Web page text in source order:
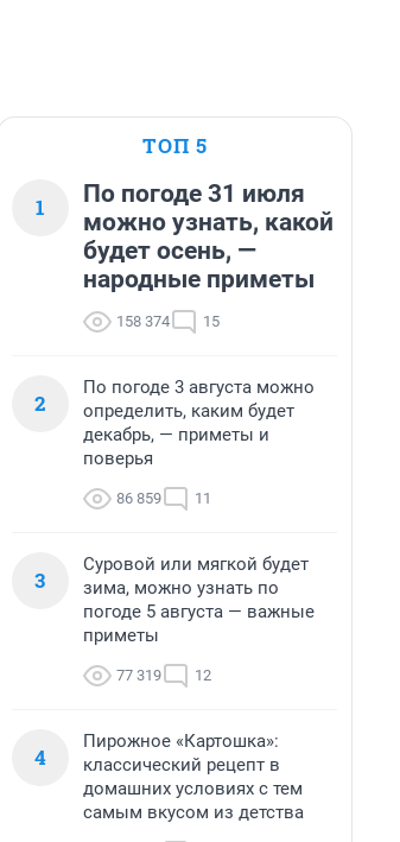
ТОП 5
1
По погоде 31 июля
можно узнать, какой
будет осень, —
народные приметы
158 374 15
2
По погоде 3 августа можно
определить, каким будет
декабрь, — приметы и
поверья
86 859 11
3
Суровой или мягкой будет
зима, можно узнать по
погоде 5 августа — важные
приметы
77 319 12
4
Пирожное «Картошка»:
классический рецепт в
домашних условиях с тем
самым вкусом из детства